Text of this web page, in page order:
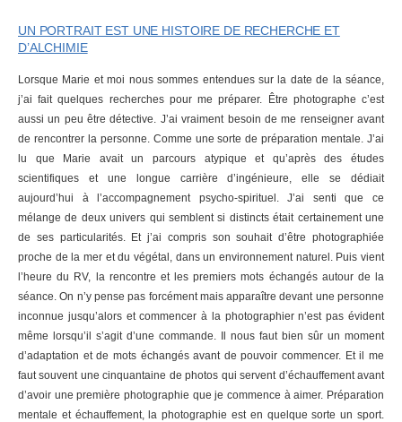
UN PORTRAIT EST UNE HISTOIRE DE RECHERCHE ET
D’ALCHIMIE
Lorsque Marie et moi nous sommes entendues sur la date de la séance,
j’ai fait quelques recherches pour me préparer. Être photographe c’est
aussi un peu être détective. J’ai vraiment besoin de me renseigner avant
de rencontrer la personne. Comme une sorte de préparation mentale. J’ai
lu que Marie avait un parcours atypique et qu’après des études
scientifiques et une longue carrière d’ingénieure, elle se dédiait
aujourd’hui à l’accompagnement psycho-spirituel. J’ai senti que ce
mélange de deux univers qui semblent si distincts était certainement une
de ses particularités. Et j’ai compris son souhait d’être photographiée
proche de la mer et du végétal, dans un environnement naturel. Puis vient
l’heure du RV, la rencontre et les premiers mots échangés autour de la
séance. On n’y pense pas forcément mais apparaître devant une personne
inconnue jusqu’alors et commencer à la photographier n’est pas évident
même lorsqu’il s’agit d’une commande. Il nous faut bien sûr un moment
d’adaptation et de mots échangés avant de pouvoir commencer. Et il me
faut souvent une cinquantaine de photos qui servent d’échauffement avant
d’avoir une première photographie que je commence à aimer. Préparation
mentale et échauffement, la photographie est en quelque sorte un sport.